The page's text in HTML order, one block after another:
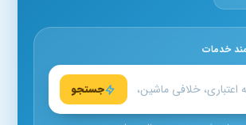
خدمات
جستجو